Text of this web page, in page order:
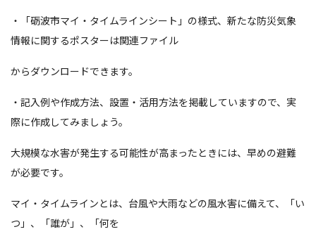
・「砺波市マイ・タイムラインシート」の様式、新たな防災気象
情報に関するポスターは関連ファイル
からダウンロードできます。
・記入例や作成方法、設置・活用方法を掲載していますので、実
際に作成してみましょう。
大規模な水害が発生する可能性が高まったときには、早めの避難
が必要です。
マイ・タイムラインとは、台風や大雨などの風水害に備えて、「い
つ」、「誰が」、「何を